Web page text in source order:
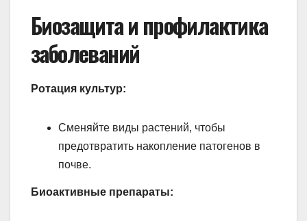
Биозащита и профилактика
заболеваний
Ротация культур:
Сменяйте виды растений, чтобы
предотвратить накопление патогенов в
почве.
Биоактивные препараты: